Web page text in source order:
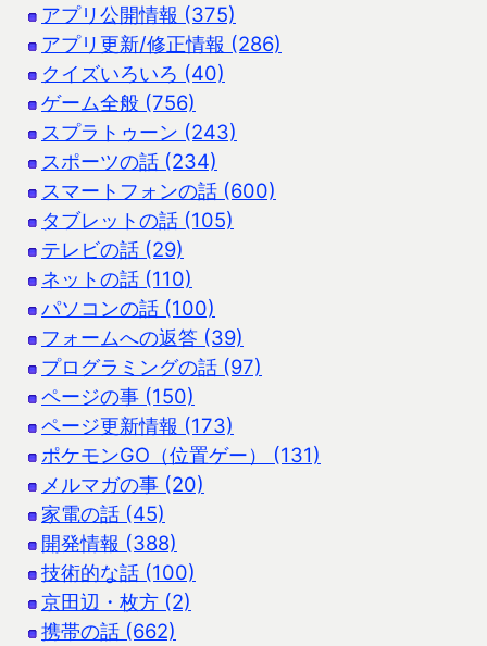
アプリ公開情報 (375)
アプリ更新/修正情報 (286)
クイズいろいろ (40)
ゲーム全般 (756)
スプラトゥーン (243)
スポーツの話 (234)
スマートフォンの話 (600)
タブレットの話 (105)
テレビの話 (29)
ネットの話 (110)
パソコンの話 (100)
フォームへの返答 (39)
プログラミングの話 (97)
ページの事 (150)
ページ更新情報 (173)
ポケモンGO（位置ゲー） (131)
メルマガの事 (20)
家電の話 (45)
開発情報 (388)
技術的な話 (100)
京田辺・枚方 (2)
携帯の話 (662)